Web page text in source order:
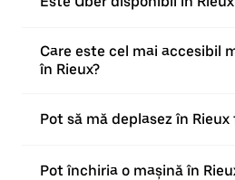
Care este cel mai accesibil
în Rieux?
Pot să mă deplasez în Rieux
Pot închiria o mașină în